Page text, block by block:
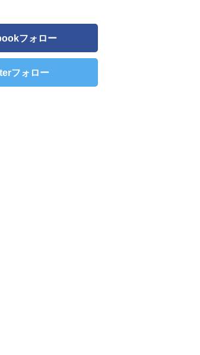
フォロー
フォロー